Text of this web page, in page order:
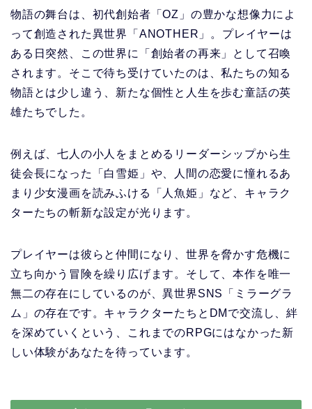
物語の舞台は、初代創始者「OZ」の豊かな想像力によ
って創造された異世界「ANOTHER」。プレイヤーは
ある日突然、この世界に「創始者の再来」として召喚
されます。そこで待ち受けていたのは、私たちの知る
物語とは少し違う、新たな個性と人生を歩む童話の英
雄たちでした。
例えば、七人の小人をまとめるリーダーシップから生
徒会長になった「白雪姫」や、人間の恋愛に憧れるあ
まり少女漫画を読みふける「人魚姫」など、キャラク
ターたちの斬新な設定が光ります。
プレイヤーは彼らと仲間になり、世界を脅かす危機に
立ち向かう冒険を繰り広げます。そして、本作を唯一
無二の存在にしているのが、異世界SNS「ミラーグラ
ム」の存在です。キャラクターたちとDMで交流し、絆
を深めていくという、これまでのRPGにはなかった新
しい体験があなたを待っています。